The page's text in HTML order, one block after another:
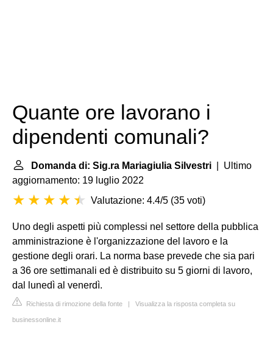
Quante ore lavorano i
dipendenti comunali?
Domanda di: Sig.ra Mariagiulia Silvestri | Ultimo
aggiornamento: 19 luglio 2022
Valutazione: 4.4/5 (35 voti)
Uno degli aspetti più complessi nel settore della pubblica
amministrazione è l'organizzazione del lavoro e la
gestione degli orari. La norma base prevede che sia pari
a 36 ore settimanali ed è distribuito su 5 giorni di lavoro,
dal lunedì al venerdì.
Richiesta di rimozione della fonte | Visualizza la risposta completa su
businessonline.it